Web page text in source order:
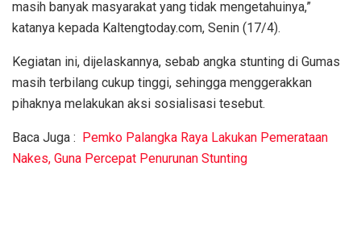
masih banyak masyarakat yang tidak mengetahuinya,”
katanya kepada Kaltengtoday.com, Senin (17/4).
Kegiatan ini, dijelaskannya, sebab angka stunting di Gumas
masih terbilang cukup tinggi, sehingga menggerakkan
pihaknya melakukan aksi sosialisasi tesebut.
Baca Juga : Pemko Palangka Raya Lakukan Pemerataan
Nakes, Guna Percepat Penurunan Stunting